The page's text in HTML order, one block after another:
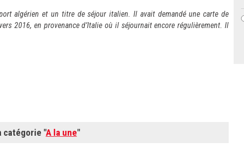
algérien et un titre de séjour italien. Il avait demandé une carte de
2016, en provenance d’Italie où il séjournait encore régulièrement. Il
catégorie "A la une"